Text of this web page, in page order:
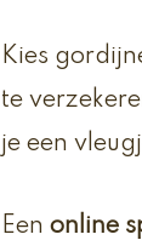
Kies
te
je een
Een online